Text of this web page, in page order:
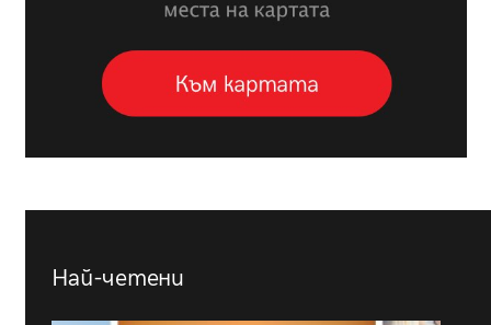
Най-четени